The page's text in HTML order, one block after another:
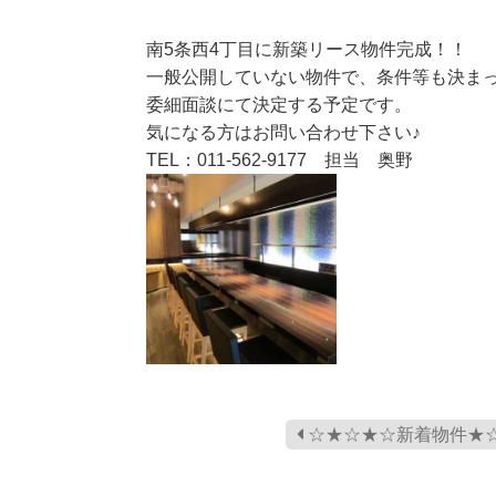
南5条西4丁目に新築リース物件完成！！
一般公開していない物件で、条件等も決ま
委細面談にて決定する予定です。
気になる方はお問い合わせ下さい♪
TEL：011-562-9177 担当 奥野
☆★☆★☆新着物件